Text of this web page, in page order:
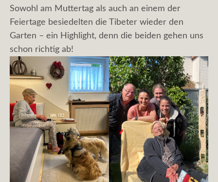
Sowohl am Muttertag als auch an einem der
Feiertage besiedelten die Tibeter wieder den
Garten – ein Highlight, denn die beiden gehen uns
schon richtig ab!